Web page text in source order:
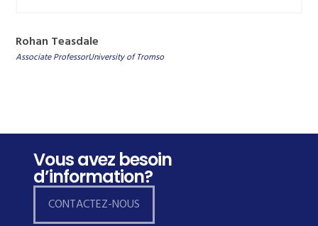
Rohan Teasdale
Associate ProfessorUniversity of Tromso
Vous avez besoin
d’information?
CONTACTEZ-NOUS